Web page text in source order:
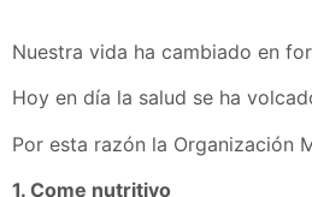
Nuestra vida ha cambiado en
Hoy en día la salud se ha
Por esta razón la Organización
1. Come nutritivo